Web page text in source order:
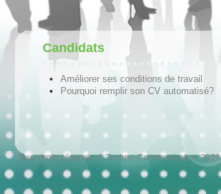
Candidats
Améliorer ses conditions de travail
Pourquoi remplir son CV automatisé?
Tous droits réservés © Techno-Communication 2026